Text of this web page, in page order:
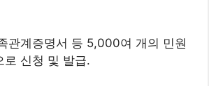
관계증명서 등 5,000여 개의 민원
로 신청 및 발급.